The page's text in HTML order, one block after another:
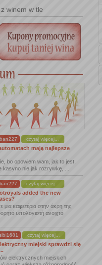
winem w tle
czytaj więcej...
mają najlepsze
bo opowiem wam, jak to jest,
kasyno nie jak rozrywkę, ...
czytaj więcej...
added the new
μια καφετέρια στην άκρη της
υπολογιστή ανοιχτό
czytaj więcej...
miejski sprawdzi się
elektrycznych miejskich